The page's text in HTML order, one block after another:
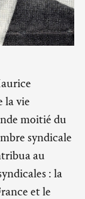
la vie
moitié du
syndicale
au
: la
et le